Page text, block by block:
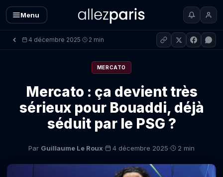
Menu
4 décembre 2025· 2 min
MERCATO
Mercato : ça devient très
sérieux pour Bouaddi, déjà
séduit par le PSG ?
Par Guillaume Le Roux· 4 décembre 2025· 2 min